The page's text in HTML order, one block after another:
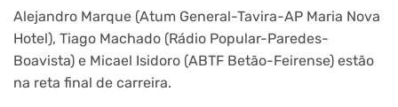
Alejandro Marque (Atum General-Tavira-AP Maria Nova
Hotel), Tiago Machado (Rádio Popular-Paredes-
Boavista) e Micael Isidoro (ABTF Betão-Feirense) estão
na reta final de carreira.